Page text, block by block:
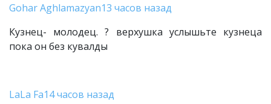
Gohar Aghlamazyan13 часов назад
Кузнец- молодец. ? верхушка услышьте кузнеца
пока он без кувалды
LaLa Fa14 часов назад